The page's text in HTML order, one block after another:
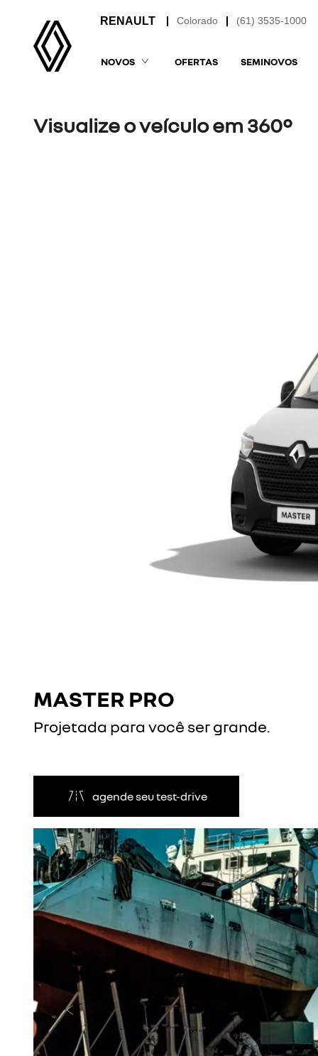
(61) 3535-1000
Colorado
NOVOS OFERTAS SEMINOVOS
Visualize o veículo em 360°
MASTER PRO
Projetada para você ser grande.
agende seu test-drive
Anterior